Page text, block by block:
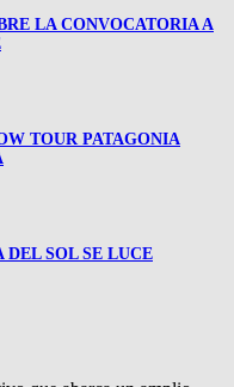
LA CONVOCATORIA A
TOUR PATAGONIA
SOL SE LUCE